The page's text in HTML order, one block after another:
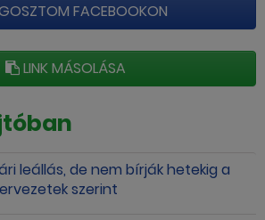
FACEBOOKON
LINK MÁSOLÁSA
leállás, de nem bírják hetekig a
szerint